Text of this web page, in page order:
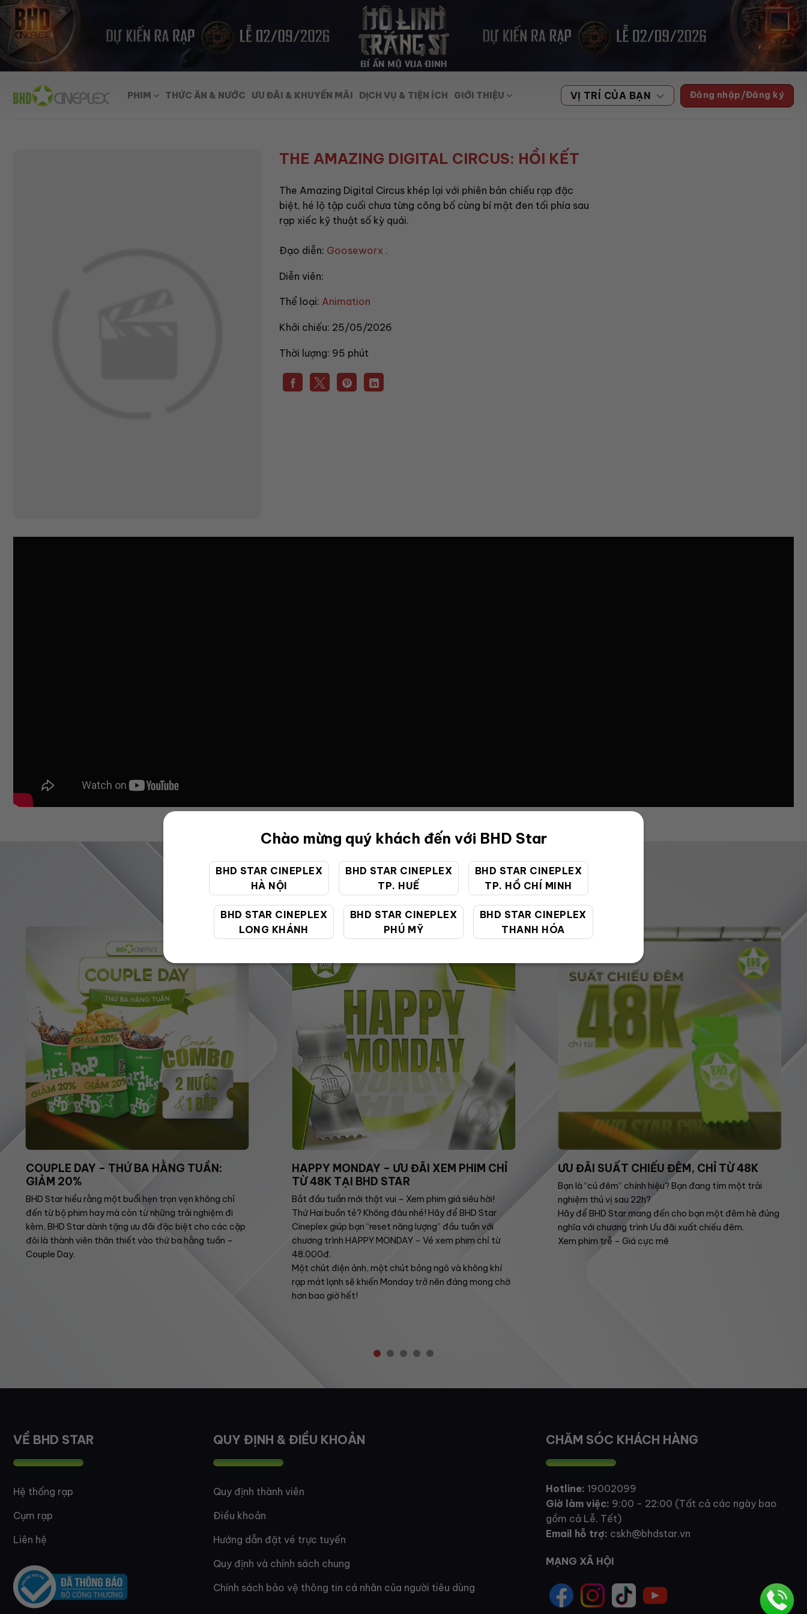
Chào mừng quý khách đến với BHD Star
BHD STAR CINEPLEX
HÀ NỘI
BHD STAR CINEPLEX
TP. HUẾ
BHD STAR CINEPLEX
TP. HỒ CHÍ MINH
BHD STAR CINEPLEX
LONG KHÁNH
BHD STAR CINEPLEX
PHÚ MỸ
BHD STAR CINEPLEX
THANH HÓA
Skip
to
content
PHIM THỨC ĂN & NƯỚC ƯU ĐÃI & KHUYẾN MÃI DỊCH VỤ & TIỆN ÍCH GIỚI THIỆU VỊ TRÍ CỦA BẠN Đăng nhập/Đăng ký
THE AMAZING DIGITAL CIRCUS: HỒI KẾT
The Amazing Digital Circus khép lại với phiên bản chiếu rạp đặc
biệt, hé lộ tập cuối chưa từng công bố cùng bí mật đen tối phía sau
rạp xiếc kỹ thuật số kỳ quái.
Đạo diễn: Gooseworx .
Diễn viên:
Thể loại: Animation
Khởi chiếu: 25/05/2026
Thời lượng: 95 phút
ƯU ĐÃI ĐẶC BIỆT
COUPLE DAY – THỨ BA HẰNG TUẦN:
GIẢM 20%
BHD Star hiểu rằng một buổi hẹn trọn vẹn không chỉ
đến từ bộ phim hay mà còn từ những trải nghiệm đi
kèm, BHD Star dành tặng ưu đãi đặc biệt cho các cặp
đôi là thành viên thân thiết vào thứ ba hằng tuần –
Couple Day.
HAPPY MONDAY – ƯU ĐÃI XEM PHIM CHỈ
TỪ 48K TẠI BHD STAR
Bắt đầu tuần mới thật vui – Xem phim giá siêu hời!
Thứ Hai buồn tẻ? Không đâu nhé! Hãy để BHD Star
Cineplex giúp bạn “reset năng lượng” đầu tuần với
chương trình HAPPY MONDAY – Vé xem phim chỉ từ
48.000đ.
Một chút điện ảnh, một chút bỏng ngô và không khí
rạp mát lạnh sẽ khiến Monday trở nên đáng mong chờ
hơn bao giờ hết!
ƯU ĐÃI SUẤT CHIẾU ĐÊM, CHỈ TỪ 48K
Bạn là “cú đêm” chính hiệu? Bạn đang tìm một trải
nghiệm thú vị sau 22h?
Hãy để BHD Star mang đến cho bạn một đêm hè đúng
nghĩa với chương trình Ưu đãi xuất chiếu đêm.
Xem phim trễ – Giá cực mê
VỀ BHD STAR
Hệ thống rạp
Cụm rạp
Liên hệ
QUY ĐỊNH & ĐIỀU KHOẢN
Quy định thành viên
Điều khoản
Hướng dẫn đặt vé trực tuyến
Quy định và chính sách chung
Chính sách bảo vệ thông tin cá nhân của người tiêu dùng
CHĂM SÓC KHÁCH HÀNG
Hotline: 19002099
Giờ làm việc: 9:00 - 22:00 (Tất cả các ngày bao
gồm cả Lễ, Tết)
Email hỗ trợ: cskh@bhdstar.vn
MẠNG XÃ HỘI